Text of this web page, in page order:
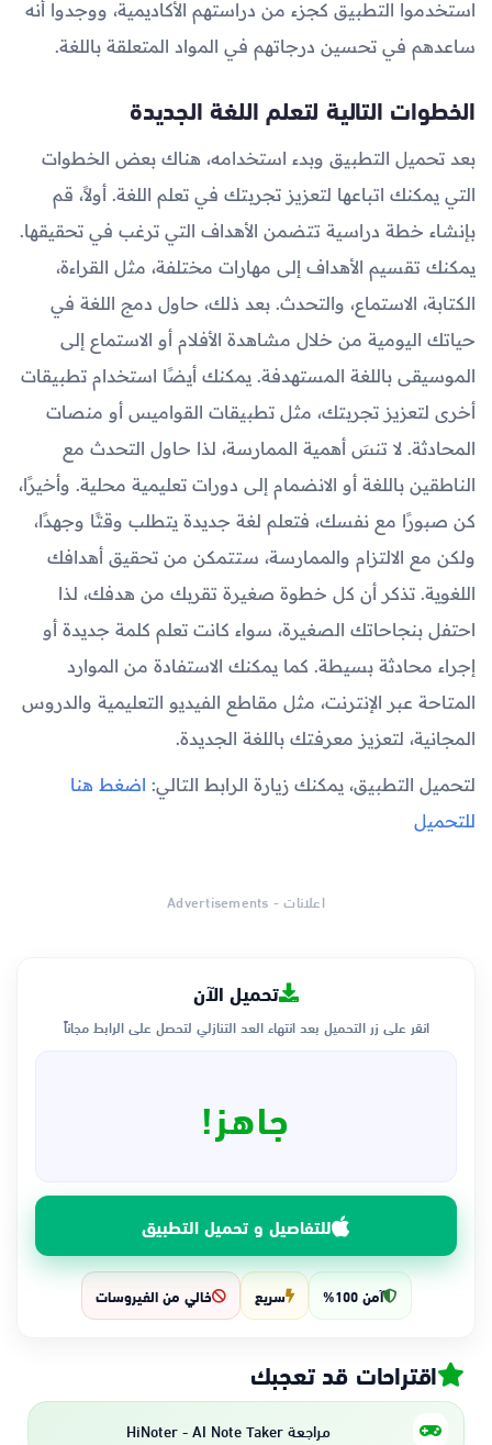
استخدموا التطبيق كجزء من دراستهم الأكاديمية، ووجدوا أنه
ساعدهم في تحسين درجاتهم في المواد المتعلقة باللغة.
الخطوات التالية لتعلم اللغة الجديدة
بعد تحميل التطبيق وبدء استخدامه، هناك بعض الخطوات
التي يمكنك اتباعها لتعزيز تجربتك في تعلم اللغة. أولاً، قم
بإنشاء خطة دراسية تتضمن الأهداف التي ترغب في تحقيقها.
يمكنك تقسيم الأهداف إلى مهارات مختلفة، مثل القراءة،
الكتابة، الاستماع، والتحدث. بعد ذلك، حاول دمج اللغة في
حياتك اليومية من خلال مشاهدة الأفلام أو الاستماع إلى
الموسيقى باللغة المستهدفة. يمكنك أيضًا استخدام تطبيقات
أخرى لتعزيز تجربتك، مثل تطبيقات القواميس أو منصات
المحادثة. لا تنسَ أهمية الممارسة، لذا حاول التحدث مع
الناطقين باللغة أو الانضمام إلى دورات تعليمية محلية. وأخيرًا،
كن صبورًا مع نفسك، فتعلم لغة جديدة يتطلب وقتًا وجهدًا،
ولكن مع الالتزام والممارسة، ستتمكن من تحقيق أهدافك
اللغوية. تذكر أن كل خطوة صغيرة تقربك من هدفك، لذا
احتفل بنجاحاتك الصغيرة، سواء كانت تعلم كلمة جديدة أو
إجراء محادثة بسيطة. كما يمكنك الاستفادة من الموارد
المتاحة عبر الإنترنت، مثل مقاطع الفيديو التعليمية والدروس
المجانية، لتعزيز معرفتك باللغة الجديدة.
لتحميل التطبيق، يمكنك زيارة الرابط التالي: اضغط هنا
للتحميل
اعلانات - Advertisements
تحميل الآن
انقر على زر التحميل بعد انتهاء العد التنازلي لتحصل على الرابط مجاناً
جاهز!
للتفاصيل و تحميل التطبيق
آمن 100% سريع خالي من الفيروسات
اقتراحات قد تعجبك
مراجعة HiNoter - AI Note Taker